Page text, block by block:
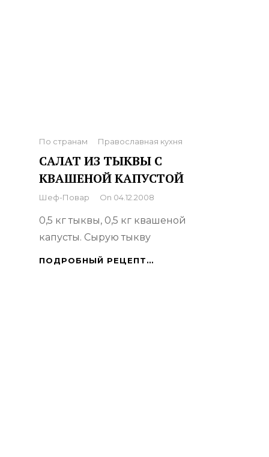
Categories
По странам Православная кухня
САЛАТ ИЗ ТЫКВЫ С
КВАШЕНОЙ КАПУСТОЙ
By
Шеф-Повар On 04.12.2008
0,5 кг тыквы, 0,5 кг квашеной
капусты. Сырую тыкву
ПОДРОБНЫЙ РЕЦЕПТ…